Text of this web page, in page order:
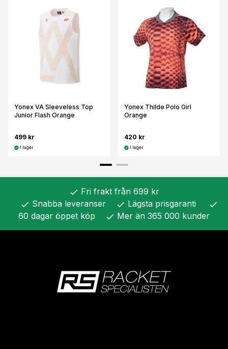
Yonex VA Sleeveless Top
Junior Flash Orange
499 kr
I lager
Yonex Thilde Polo Girl
Orange
420 kr
I lager
check Fri frakt från 699 kr
check Snabba leveranser check Lägsta prisgaranti check
60 dagar öppet köp check Mer än 365 000 kunder